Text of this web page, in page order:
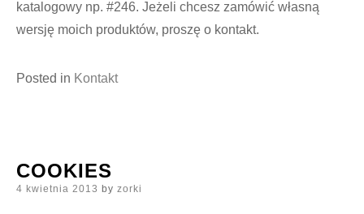
katalogowy np. #246. Jeżeli chcesz zamówić własną
wersję moich produktów, proszę o kontakt.
Posted in Kontakt
COOKIES
Posted
4 kwietnia 2013 by zorki